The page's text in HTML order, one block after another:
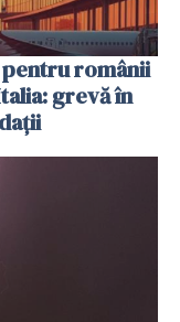
românii
grevă în